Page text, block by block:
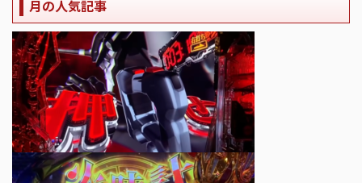
月の人気記事